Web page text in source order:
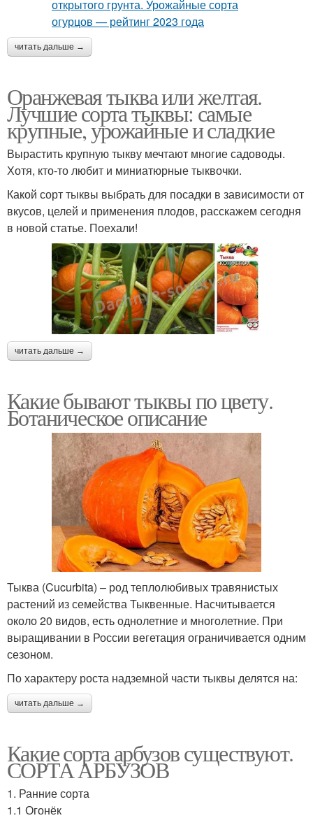
читать дальше →
Оранжевая тыква или желтая.
Лучшие сорта тыквы: самые
крупные, урожайные и сладкие
Вырастить крупную тыкву мечтают многие садоводы.
Хотя, кто-то любит и миниатюрные тыквочки.
Какой сорт тыквы выбрать для посадки в зависимости от
вкусов, целей и применения плодов, расскажем сегодня
в новой статье. Поехали!
читать дальше →
Какие бывают тыквы по цвету.
Ботаническое описание
Тыква (Cucurbita) – род теплолюбивых травянистых
растений из семейства Тыквенные. Насчитывается
около 20 видов, есть однолетние и многолетние. При
выращивании в России вегетация ограничивается одним
сезоном.
По характеру роста надземной части тыквы делятся на:
читать дальше →
Какие сорта арбузов существуют.
СОРТА АРБУЗОВ
1. Ранние сорта
1.1 Огонёк